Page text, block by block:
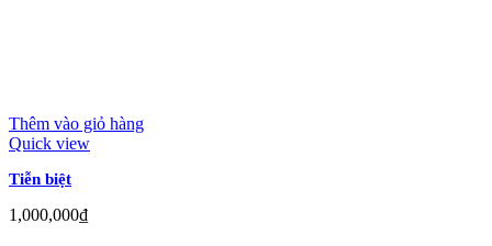
Thêm vào giỏ hàng
Quick view
Tiễn biệt
1,000,000₫